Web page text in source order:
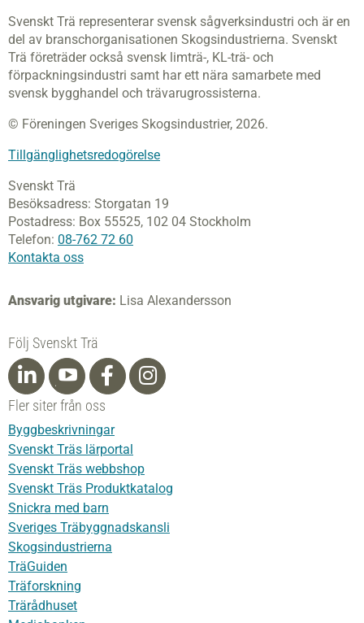
Svenskt Trä representerar svensk sågverksindustri och är en
del av branschorganisationen Skogsindustrierna. Svenskt
Trä företräder också svensk limträ-, KL-trä- och
förpackningsindustri samt har ett nära samarbete med
svensk bygghandel och trävarugrossisterna.
© Föreningen Sveriges Skogsindustrier, 2026.
Tillgänglighetsredogörelse
Svenskt Trä
Besöksadress: Storgatan 19
Postadress: Box 55525, 102 04 Stockholm
Telefon: 08-762 72 60
Kontakta oss
Ansvarig utgivare: Lisa Alexandersson
Följ Svenskt Trä
Fler siter från oss
Byggbeskrivningar
Svenskt Träs lärportal
Svenskt Träs webbshop
Svenskt Träs Produktkatalog
Snickra med barn
Sveriges Träbyggnadskansli
Skogsindustrierna
TräGuiden
Träforskning
Trärådhuset